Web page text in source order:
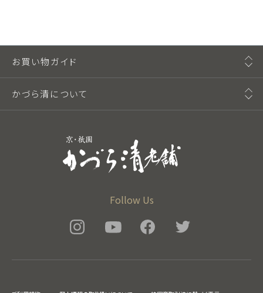
Follow Us
お買い物ガイド
かづら清について